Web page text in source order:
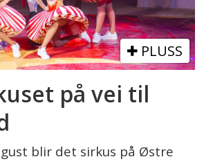
PLUSS
på vei til
blir det sirkus på Østre